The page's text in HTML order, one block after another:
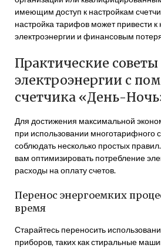
имеющим доступ к настройкам
настройка тарифов может привести
электроэнергии и финансовым
Практические
электроэнергии с
счетчика «День-
Для достижения максимальной
при использовании многотарифного
соблюдать несколько простых
вам оптимизировать потребление
расходы на оплату счетов.
Перенос энергоемких
время
Старайтесь переносить
приборов‚ таких как стиральные